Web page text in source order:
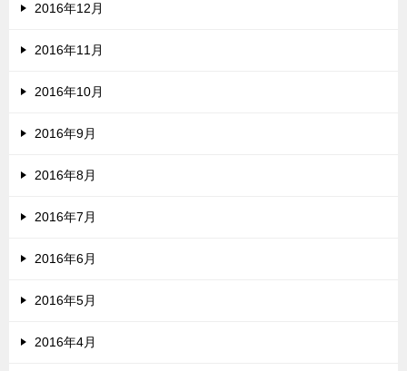
2016年12月
2016年11月
2016年10月
2016年9月
2016年8月
2016年7月
2016年6月
2016年5月
2016年4月